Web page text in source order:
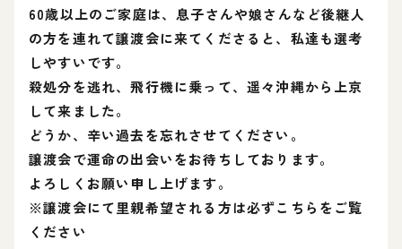
60歳以上のご家庭は、息子さんや娘さんなど後継人
の方を連れて譲渡会に来てくださると、私達も選考
しやすいです。
殺処分を逃れ、飛行機に乗って、遥々沖縄から上京
して来ました。
どうか、辛い過去を忘れさせてください。
譲渡会で運命の出会いをお待ちしております。
よろしくお願い申し上げます。
※譲渡会にて里親希望される方は必ずこちらをご覧
ください